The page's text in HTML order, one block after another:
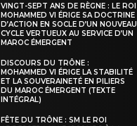
VINGT-SEPT ANS DE RÈGNE : LE ROI
MOHAMMED VI ÉRIGE SA DOCTRINE
D’ACTION EN SOCLE D’UN NOUVEAU
CYCLE VERTUEUX AU SERVICE D’UN
MAROC ÉMERGENT
DISCOURS DU TRÔNE :
MOHAMMED VI ÉRIGE LA STABILITÉ
ET LA SOUVERAINETÉ EN PILIERS
DU MAROC ÉMERGENT (TEXTE
INTÉGRAL)
FÊTE DU TRÔNE : SM LE ROI